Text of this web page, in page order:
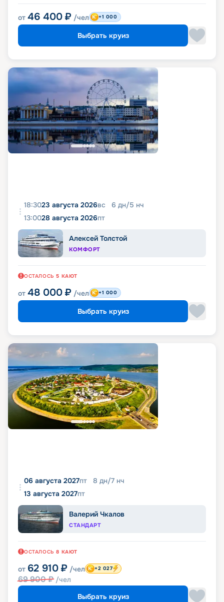
от 46 400 ₽ /чел +1 000
Выбрать круиз
18:3023 августа 2026вс 6 дн/5 нч
13:0028 августа 2026пт
Алексей Толстой
КОМФОРТ
ОСТАЛОСЬ 5 КАЮТ
от 48 000 ₽ /чел +1 000
Выбрать круиз
06 августа 2027пт 8 дн/7 нч
13 августа 2027пт
Валерий Чкалов
СТАНДАРТ
ОСТАЛОСЬ 8 КАЮТ
от 62 910 ₽ /чел
69 900₽ /чел
+2 027
Выбрать круиз